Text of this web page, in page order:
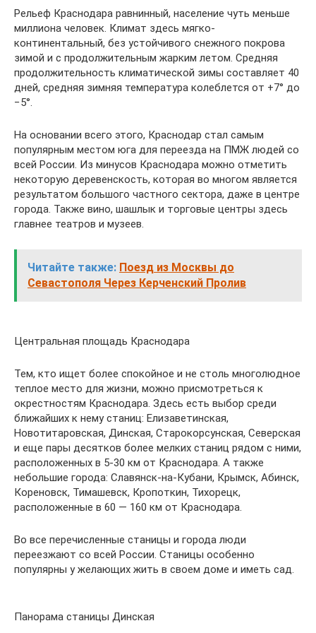
Рельеф Краснодара равнинный, население чуть меньше
миллиона человек. Климат здесь мягко-
континентальный, без устойчивого снежного покрова
зимой и с продолжительным жарким летом. Средняя
продолжительность климатической зимы составляет 40
дней, средняя зимняя температура колеблется от +7° до
−5°.
На основании всего этого, Краснодар стал самым
популярным местом юга для переезда на ПМЖ людей со
всей России. Из минусов Краснодара можно отметить
некоторую деревенскость, которая во многом является
результатом большого частного сектора, даже в центре
города. Также вино, шашлык и торговые центры здесь
главнее театров и музеев.
Читайте также: Поезд из Москвы до
Севастополя Через Керченский Пролив
Центральная площадь Краснодара
Тем, кто ищет более спокойное и не столь многолюдное
теплое место для жизни, можно присмотреться к
окрестностям Краснодара. Здесь есть выбор среди
ближайших к нему станиц: Елизаветинская,
Новотитаровская, Динская, Старокорсунская, Северская
и еще пары десятков более мелких станиц рядом с ними,
расположенных в 5-30 км от Краснодара. А также
небольшие города: Славянск-на-Кубани, Крымск, Абинск,
Кореновск, Тимашевск, Кропоткин, Тихорецк,
расположенные в 60 — 160 км от Краснодара.
Во все перечисленные станицы и города люди
переезжают со всей России. Станицы особенно
популярны у желающих жить в своем доме и иметь сад.
Панорама станицы Динская